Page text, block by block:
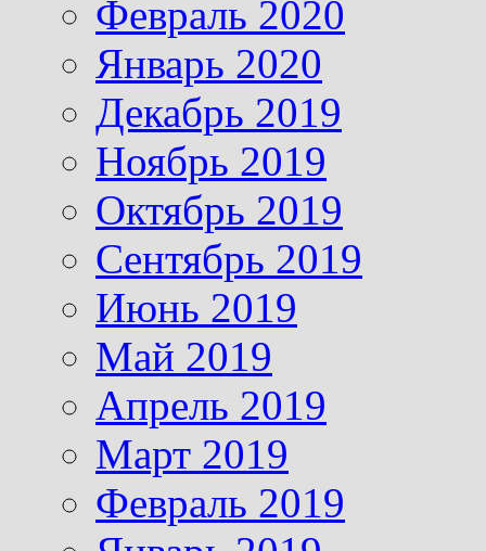
Февраль 2020
Январь 2020
Декабрь 2019
Ноябрь 2019
Октябрь 2019
Сентябрь 2019
Июнь 2019
Май 2019
Апрель 2019
Март 2019
Февраль 2019